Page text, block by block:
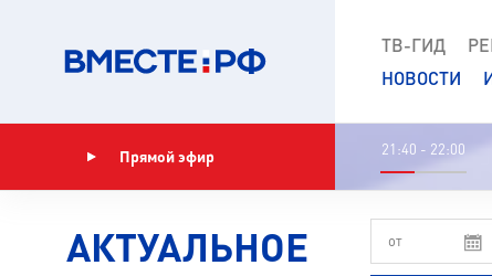
ТВ-ГИД
НОВОСТИ
Прямой эфир 21:40 - 22:00
АКТУАЛЬНОЕ